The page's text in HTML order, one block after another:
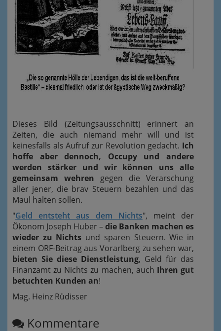
Dieses Bild (Zeitungsausschnitt) erinnert an
Zeiten, die auch niemand mehr will und ist
keinesfalls als Aufruf zur Revolution gedacht. Ich
hoffe aber dennoch, Occupy und andere
werden stärker und wir können uns alle
gemeinsam wehren gegen die Verarschung
aller jener, die brav Steuern bezahlen und das
Maul halten sollen.
"Geld entsteht aus dem Nichts", meint der
Ökonom Joseph Huber –die Banken machen es
wieder zu Nichts und sparen Steuern. Wie in
einem ORF-Beitrag aus Vorarlberg zu sehen war,
bieten Sie diese Dienstleistung, Geld für das
Finanzamt zu Nichts zu machen, auch Ihren gut
betuchten Kunden an!
Mag. Heinz Rüdisser
Kommentare